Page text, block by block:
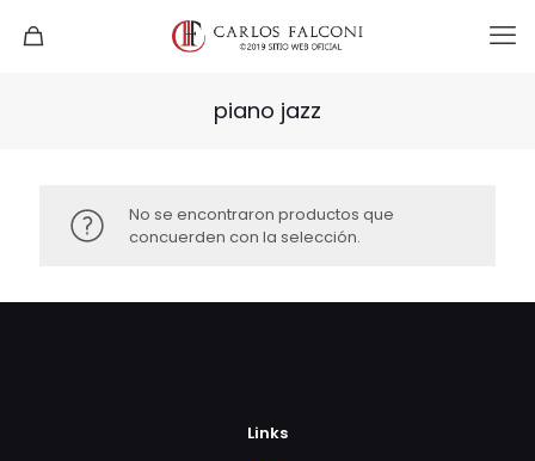
piano jazz
No se encontraron productos que
concuerden con la selección.
Links